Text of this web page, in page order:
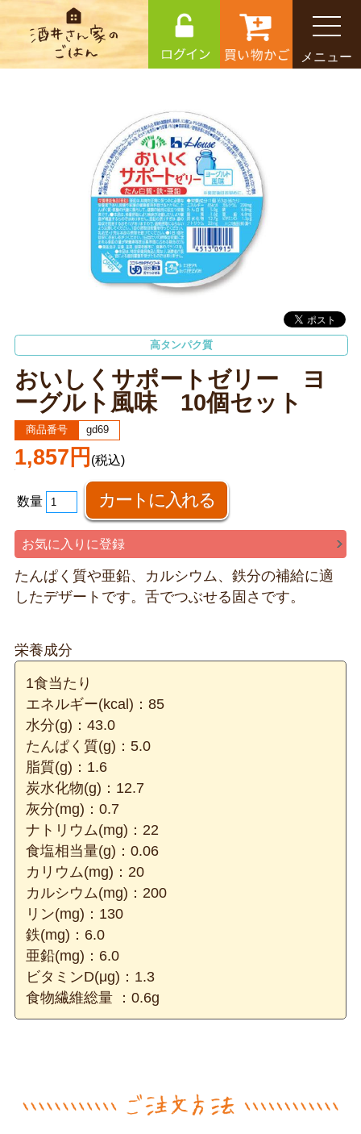
メニュー
高タンパク質
おいしくサポートゼリー ヨ
ーグルト風味 10個セット
商品番号 gd69
1,857円 (税込)
数量
お気に入りに登録
たんぱく質や亜鉛、カルシウム、鉄分の補給に適
したデザートです。舌でつぶせる固さです。
栄養成分
1食当たり
エネルギー(kcal)：85
水分(g)：43.0
たんぱく質(g)：5.0
脂質(g)：1.6
炭水化物(g)：12.7
灰分(mg)：0.7
ナトリウム(mg)：22
食塩相当量(g)：0.06
カリウム(mg)：20
カルシウム(mg)：200
リン(mg)：130
鉄(mg)：6.0
亜鉛(mg)：6.0
ビタミンD(μg)：1.3
食物繊維総量 ：0.6g